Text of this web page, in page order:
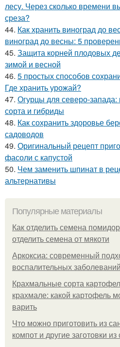
лесу. Через сколько времени
среза?
44. Как хранить виноград до
виноград до весны: 5
45. Защита корней плодовых
зимой и весной
46. 5 простых способов
Где хранить урожай?
47. Огурцы для северо-
сорта и гибриды
48. Как сохранить здоровье
садоводов
49. Оригинальный рецепт
фасоли с капустой
50. Чем заменить шпинат в
альтернативы
Популярные материалы
Как отделить семена
отделить семена от мякоти
Аркоксиа: современный
воспалительных
Крахмальные сорта
крахмале: какой картофель
варить
Что можно приготовить из
компот и другие заготовки